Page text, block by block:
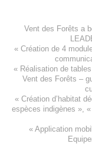
Vent des Forêts a
« Création de 4
« Réalisation de
Vent des Forêts –
« Création d’habitat
espèces indigènes », «
« Application